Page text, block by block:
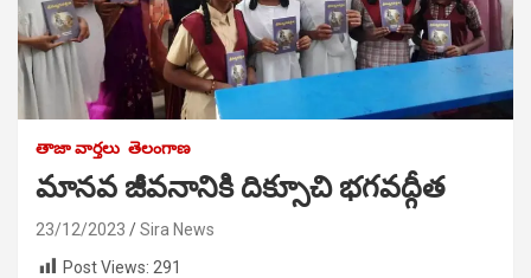
తాజా వార్తలు తెలంగాణ
మానవ జీవనానికి దిక్సూచి భగవద్గీత
23/12/2023
Sira News
Post Views: 291